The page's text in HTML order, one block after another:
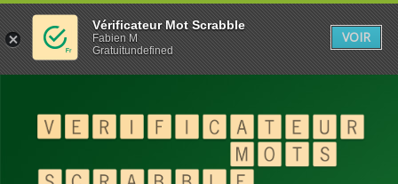
Vérificateur Mot Scrabble
Fabien M
Gratuitundefined
VOIR